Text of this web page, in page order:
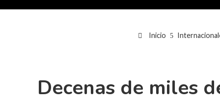
Inicio
Decenas de miles